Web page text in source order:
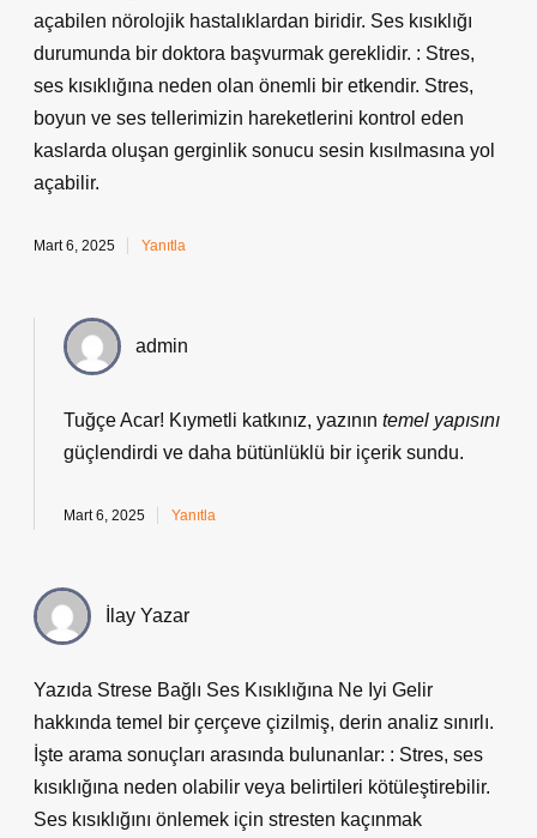
açabilen nörolojik hastalıklardan biridir. Ses kısıklığı
durumunda bir doktora başvurmak gereklidir. : Stres,
ses kısıklığına neden olan önemli bir etkendir. Stres,
boyun ve ses tellerimizin hareketlerini kontrol eden
kaslarda oluşan gerginlik sonucu sesin kısılmasına yol
açabilir.
Mart 6, 2025 Yanıtla
admin
Tuğçe Acar! Kıymetli katkınız, yazının temel yapısını
güçlendirdi ve daha bütünlüklü bir içerik sundu.
Mart 6, 2025 Yanıtla
İlay Yazar
Yazıda Strese Bağlı Ses Kısıklığına Ne Iyi Gelir
hakkında temel bir çerçeve çizilmiş, derin analiz sınırlı.
İşte arama sonuçları arasında bulunanlar: : Stres, ses
kısıklığına neden olabilir veya belirtileri kötüleştirebilir.
Ses kısıklığını önlemek için stresten kaçınmak